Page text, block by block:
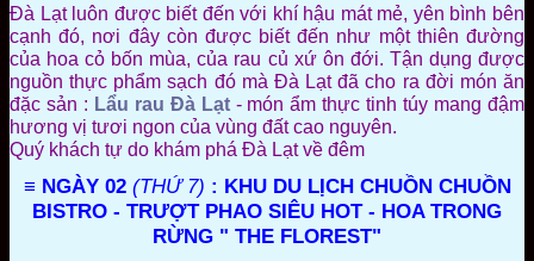
Đà Lạt luôn được biết đến với khí hậu mát mẻ, yên bình bên
cạnh đó, nơi đây còn được biết đến như một thiên đường
của hoa cỏ bốn mùa, của rau củ xứ ôn đới. Tận dụng được
nguồn thực phẩm sạch đó mà Đà Lạt đã cho ra đời món ăn
đặc sản : Lẩu rau Đà Lạt- món ẩm thực tinh túy mang đậm
hương vị tươi ngon của vùng đất cao nguyên.
Quý khách tự do khám phá Đà Lạt về đêm
≡ NGÀY 02(THỨ 7) : KHU DU LỊCH CHUỒN CHUỒN
BISTRO - TRƯỢT PHAO SIÊU HOT - HOA TRONG
RỪNG " THE FLOREST"